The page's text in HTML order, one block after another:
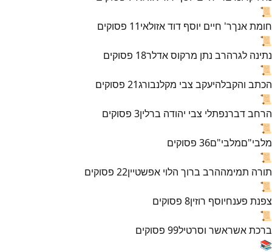
📜
חומת אנךר' חיים יוסף דוד אזולאי11 פסוקים
📜
נתינה לגרהרב נתן מרקוס אדלר18 פסוקים
📜
הכתב והקבלהיעקב צבי מקלנבורג21 פסוקים
📜
הרחב דברנפתלי צבי יהודה ברלין3 פסוקים
📜
מלבי"םמלבי"ם36 פסוקים
📜
תורה תמימההרב ברוך הלוי אפשטיין22 פסוקים
📜
צפנת פענחיוסף רוזין8 פסוקים
📜
ברכת אשראשר וסרטיל99 פסוקים
📚